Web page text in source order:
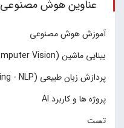
عناوین هوش مصنوعی
آموزش هوش مصنوعی
بینایی ماشین (Computer Vision)
پردازش زبان طبیعی (Natural Language Processing - NLP)
پروژه ها و کاربرد AI
تست